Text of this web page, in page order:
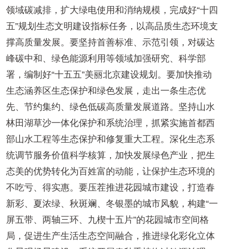
领域碳减排，扩大绿电使用和消纳规模，完成好“十四
五”规划生态文明建设指标任务，以高品质生态环境支
撑高质量发展。要坚持首善标准、示范引领，对碳达
峰碳中和、绿色能源利用等领域加强研究、科学部
署，编制好“十五五”美丽北京建设规划。要加快推动
生态涵养区生态保护和绿色发展，走出一条生态优
先、节约集约、绿色低碳高质量发展道路。坚持山水
林田湖草沙一体化保护和系统治理，抓紧实施首都西
部山水工程等生态保护和修复重大工程。深化生态系
统调节服务价值科学核算，加快发展绿色产业，把生
态美的优势转化为百姓富的动能，让保护生态环境的
不吃亏、得实惠。要压茬推进花园城市建设，打造春
新彩、夏浓绿、秋斑斓、冬银墨的城市风貌，构建“一
屏五带、两轴三环、九楔十五片”的花园城市空间格
局，促进生产生活生态空间融合，推进绿化彩化立体